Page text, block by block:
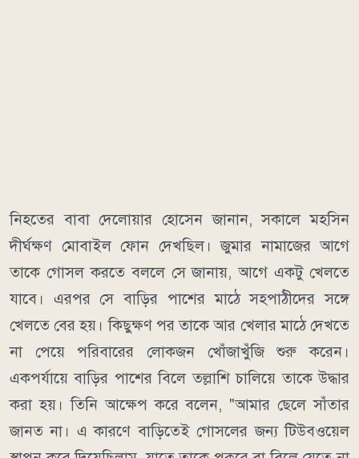
নিহতের বাবা দেলোয়ার হোসেন জানান, সকালে মহসিন
দীর্ঘক্ষণ মোবাইল ফোন দেখছিল। জুমার নামাজের আগে
তাকে গোসল করতে বললে সে জানায়, আগে একটু খেলতে
যাবে। এরপর সে বাড়ির পাশের মাঠে সহপাঠীদের সঙ্গে
খেলতে বের হয়। কিছুক্ষণ পর তাকে আর খেলার মাঠে দেখতে
না পেয়ে পরিবারের লোকজন খোঁজাখুঁজি শুরু করেন।
একপর্যায়ে বাড়ির পাশের বিলে তল্লাশি চালিয়ে তাকে উদ্ধার
করা হয়। তিনি আক্ষেপ করে বলেন, "আমার ছেলে সাঁতার
জানত না। এ কারণে বাড়িতেই গোসলের জন্য টিউবওয়েল